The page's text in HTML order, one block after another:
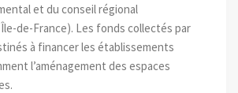
et du conseil régional
de-France). Les fonds collectés par
à financer les établissements
l’aménagement des espaces